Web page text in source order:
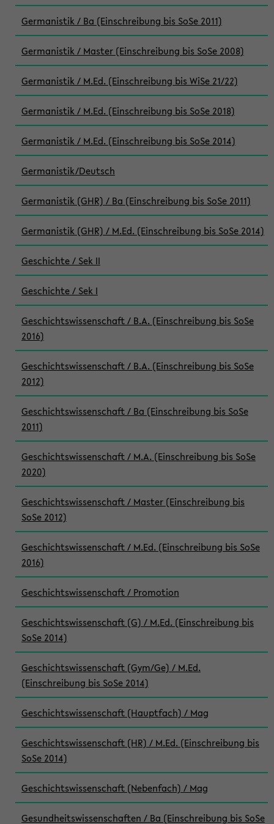
Germanistik / Ba (Einschreibung bis SoSe 2011)
Germanistik / Master (Einschreibung bis SoSe 2008)
Germanistik / M.Ed. (Einschreibung bis WiSe 21/22)
Germanistik / M.Ed. (Einschreibung bis SoSe 2018)
Germanistik / M.Ed. (Einschreibung bis SoSe 2014)
Germanistik/Deutsch
Germanistik (GHR) / Ba (Einschreibung bis SoSe 2011)
Germanistik (GHR) / M.Ed. (Einschreibung bis SoSe 2014)
Geschichte / Sek II
Geschichte / Sek I
Geschichtswissenschaft / B.A. (Einschreibung bis SoSe
2016)
Geschichtswissenschaft / B.A. (Einschreibung bis SoSe
2012)
Geschichtswissenschaft / Ba (Einschreibung bis SoSe
2011)
Geschichtswissenschaft / M.A. (Einschreibung bis SoSe
2020)
Geschichtswissenschaft / Master (Einschreibung bis
SoSe 2012)
Geschichtswissenschaft / M.Ed. (Einschreibung bis SoSe
2016)
Geschichtswissenschaft / Promotion
Geschichtswissenschaft (G) / M.Ed. (Einschreibung bis
SoSe 2014)
Geschichtswissenschaft (Gym/Ge) / M.Ed.
(Einschreibung bis SoSe 2014)
Geschichtswissenschaft (Hauptfach) / Mag
Geschichtswissenschaft (HR) / M.Ed. (Einschreibung bis
SoSe 2014)
Geschichtswissenschaft (Nebenfach) / Mag
Gesundheitswissenschaften / Ba (Einschreibung bis SoSe